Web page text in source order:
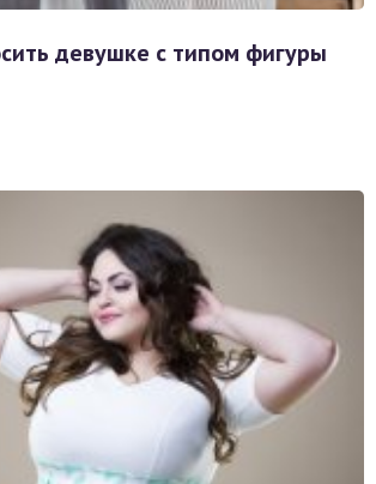
девушке с типом фигуры